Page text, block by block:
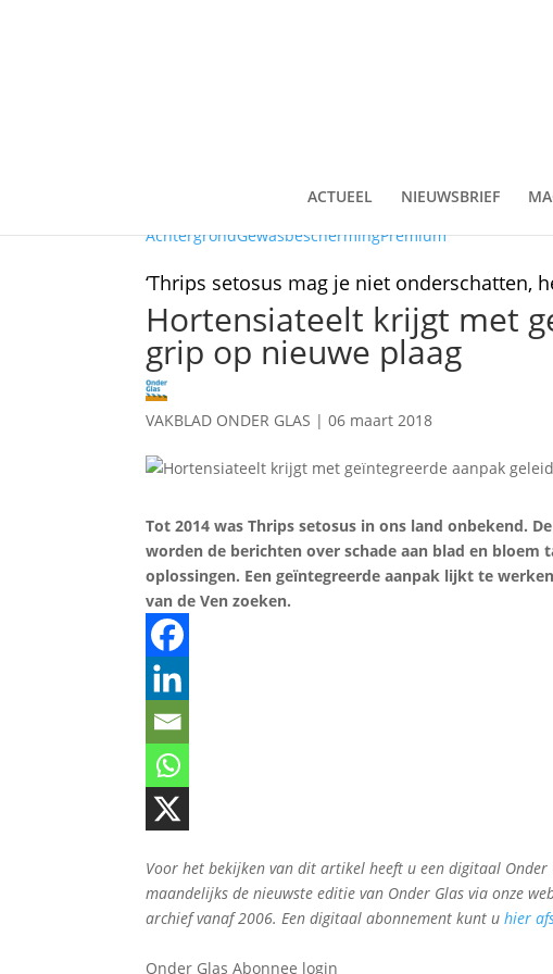
ACTUEEL NIEUWSBRIEF
AchtergrondGewasbeschermingPremium
‘Thrips setosus mag je niet onderschatten,
Hortensiateelt krijgt met
grip op nieuwe plaag
VAKBLAD ONDER GLAS |06 maart 2018
Tot 2014 was Thrips setosus in ons land onbekend.
worden de berichten over schade aan blad en
oplossingen. Een geïntegreerde aanpak lijkt te
van de Ven zoeken.
Voor het bekijken van dit artikel heeft u een digitaal
maandelijks de nieuwste editie van Onder Glas via onze
archief vanaf 2006. Een digitaal abonnement kunt uhier
Onder Glas Abonnee login